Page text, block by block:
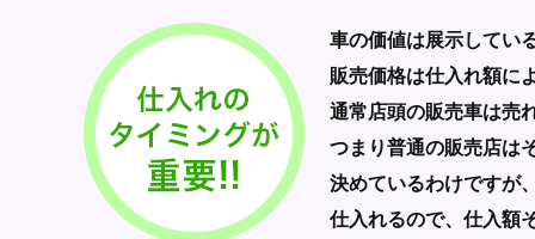
車の価値は展示してい
販売価格は仕入れ額に
通常店頭の販売車は売
つまり普通の販売店は
決めているわけですが
仕入れるので、仕入額